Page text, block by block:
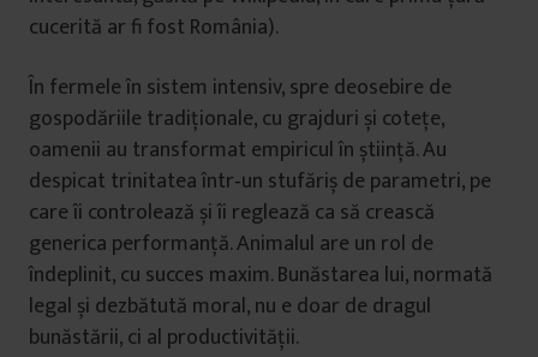
cucerită ar fi fost România).
În fermele în sistem intensiv, spre deosebire de
gospodăriile tradiționale, cu grajduri și cotețe,
oamenii au transformat empiricul în știință. Au
despicat trinitatea într‑un stufăriș de parametri, pe
care îi controlează și îi reglează ca să crească
generica performanță. Animalul are un rol de
îndeplinit, cu succes maxim. Bunăstarea lui, normată
legal și dezbătută moral, nu e doar de dragul
bunăstării, ci al productivității.